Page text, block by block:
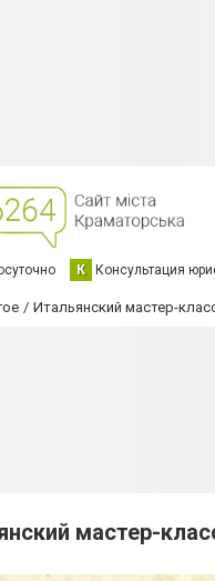
К Консультация
Итальянский мастер-
мастер-